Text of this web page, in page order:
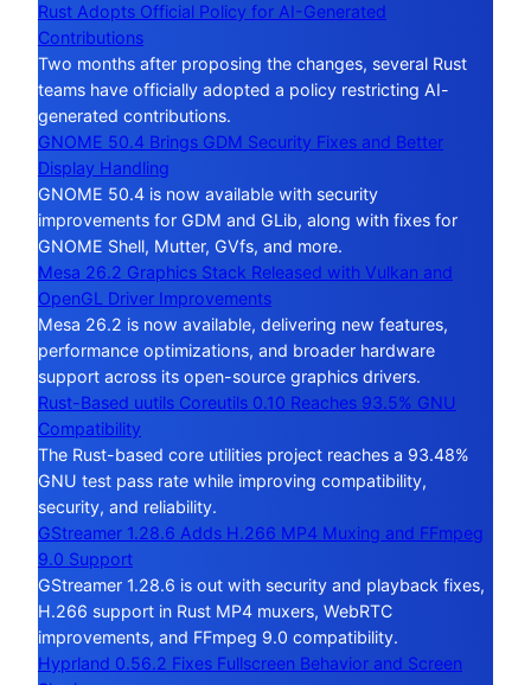
Rust Adopts Official Policy for AI-Generated
Contributions
Two months after proposing the changes, several Rust
teams have officially adopted a policy restricting AI-
generated contributions.
GNOME 50.4 Brings GDM Security Fixes and Better
Display Handling
GNOME 50.4 is now available with security
improvements for GDM and GLib, along with fixes for
GNOME Shell, Mutter, GVfs, and more.
Mesa 26.2 Graphics Stack Released with Vulkan and
OpenGL Driver Improvements
Mesa 26.2 is now available, delivering new features,
performance optimizations, and broader hardware
support across its open-source graphics drivers.
Rust-Based uutils Coreutils 0.10 Reaches 93.5% GNU
Compatibility
The Rust-based core utilities project reaches a 93.48%
GNU test pass rate while improving compatibility,
security, and reliability.
GStreamer 1.28.6 Adds H.266 MP4 Muxing and FFmpeg
9.0 Support
GStreamer 1.28.6 is out with security and playback fixes,
H.266 support in Rust MP4 muxers, WebRTC
improvements, and FFmpeg 9.0 compatibility.
Hyprland 0.56.2 Fixes Fullscreen Behavior and Screen